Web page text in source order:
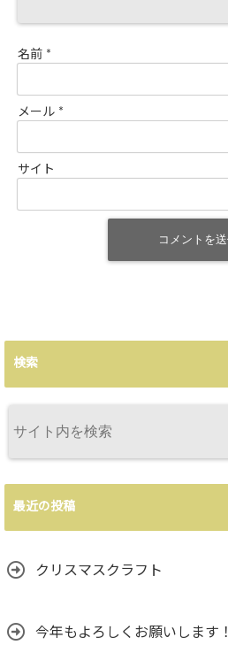
名前 *
メール *
サイト
検索
最近の投稿
クリスマスクラフト
今年もよろしくお願いします！